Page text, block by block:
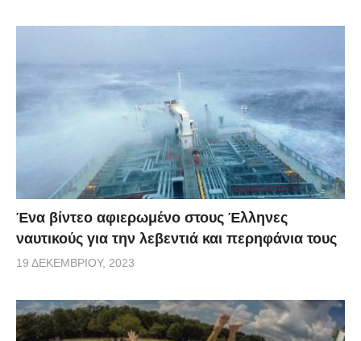
Ένα βίντεο αφιερωμένο στους Έλληνες
ναυτικούς για την λεβεντιά και περηφάνια τους
19 ΔΕΚΕΜΒΡΊΟΥ, 2023